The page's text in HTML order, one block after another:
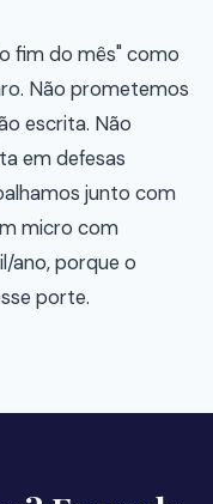
fim do mês" como
Não prometemos
escrita. Não
em defesas
junto com
micro com
ano, porque o
porte.